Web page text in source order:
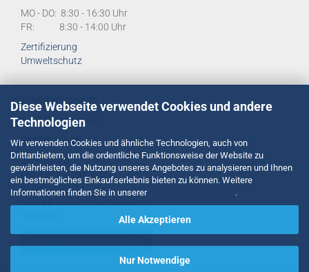
Diese Webseite verwendet Cookies und andere
Technologien
Wir verwenden Cookies und ähnliche Technologien, auch von
Drittanbietern, um die ordentliche Funktionsweise der Website zu
gewährleisten, die Nutzung unseres Angebotes zu analysieren und Ihnen
ein bestmögliches Einkaufserlebnis bieten zu können. Weitere
Informationen finden Sie in unserer
.
Alle Akzeptieren
Nur Notwendige
MO - DO: 8:30 - 16:30 Uhr
FR: 8:30 - 14:00 Uhr
Zertifizierung
Umweltschutz
KUNDENSERVICE
Tel:02734 284950
RECHT & AGB
Impressum
Datenschutzerklärung
Widerrufsrecht